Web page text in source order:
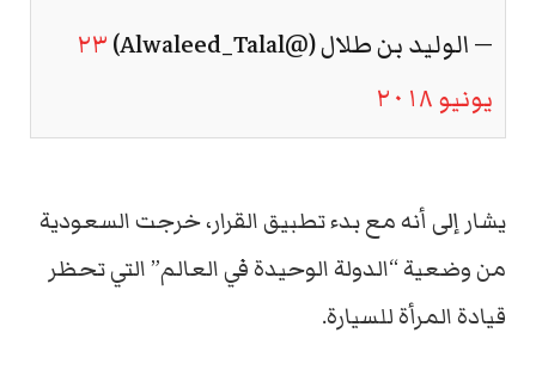
— الوليد بن طلال (@Alwaleed_Talal)
٢٣
يونيو ٢٠١٨
يشار إلى أنه مع بدء تطبيق القرار، خرجت السعودية
من وضعية “الدولة الوحيدة في العالم” التي تحظر
قيادة المرأة للسيارة.